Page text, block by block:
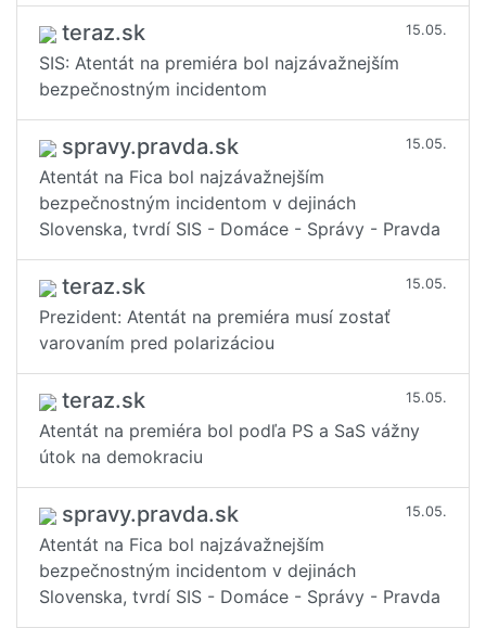
teraz.sk 15.05.
SIS: Atentát na premiéra bol najzávažnejším
bezpečnostným incidentom
spravy.pravda.sk 15.05.
Atentát na Fica bol najzávažnejším
bezpečnostným incidentom v dejinách
Slovenska, tvrdí SIS - Domáce - Správy - Pravda
teraz.sk 15.05.
Prezident: Atentát na premiéra musí zostať
varovaním pred polarizáciou
teraz.sk 15.05.
Atentát na premiéra bol podľa PS a SaS vážny
útok na demokraciu
spravy.pravda.sk 15.05.
Atentát na Fica bol najzávažnejším
bezpečnostným incidentom v dejinách
Slovenska, tvrdí SIS - Domáce - Správy - Pravda